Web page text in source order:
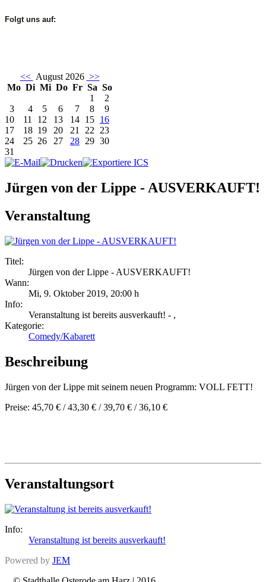
Folgt uns auf:
<< August 2026 >>
Mo Di Mi Do Fr Sa So
1
2
3
4 5 6 7 8
9
10
11 12 13 14 15 16
17
18 19 20 21 22 23
24
25 26 27 28 29 30
31
Jürgen von der Lippe - AUSVERKAUFT!
Veranstaltung
Titel:
Jürgen von der Lippe - AUSVERKAUFT!
Wann:
Mi, 9. Oktober 2019, 20:00 h
Info:
Veranstaltung ist bereits ausverkauft! - ,
Kategorie:
Comedy/Kabarett
Beschreibung
Jürgen von der Lippe mit seinem neuen Programm: VOLL FETT!
Preise: 45,70 € / 43,30 € / 39,70 € / 36,10 €
Veranstaltungsort
Info:
Veranstaltung ist bereits ausverkauft!
Powered by JEM